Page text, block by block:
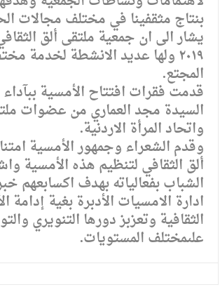
بنتاج مثقفينا في مختلف مجالات
يشار الى ان جمعية ملتقى ألق
٢٠١٩ ولها عديد الانشطة لخدمة
المجتع.
قدمت فقرات افتتاح الأمسية
السيدة مجد العماري من عضوات
واتحاد المرأة الاردنية.
وقدم الشعراء وجمهور الأمسية
ألق الثقافي لتنظيم هذه الأمسية
الشباب بفعالياته بهدف اكسابعهم
ادارة الامسيات الأدبرة بغية إدامة
الثقافية وتعزبز دورها التنويري
علىمختلف المستويات.